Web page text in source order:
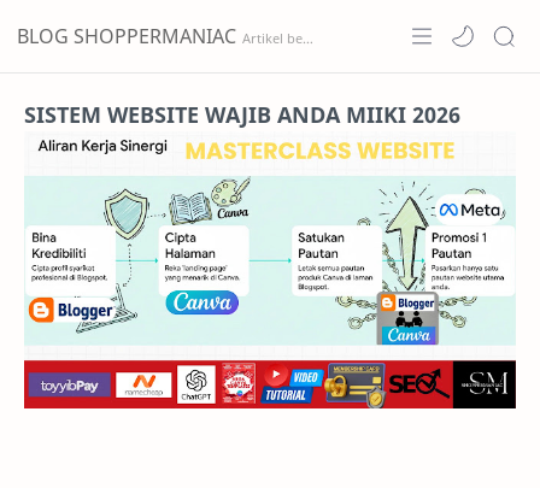
BLOG SHOPPERMANIAC
Projects
Features
Pricing
RTL Mode
SISTEM WEBSITE WAJIB ANDA MIIKI 2026